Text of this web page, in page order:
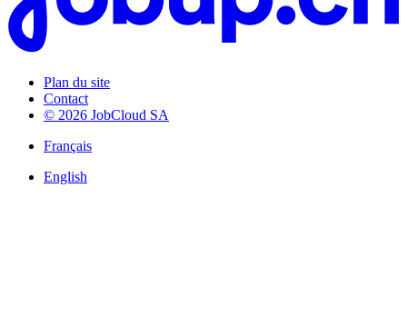
Plan du site
Contact
© 2026 JobCloud SA
Français
English